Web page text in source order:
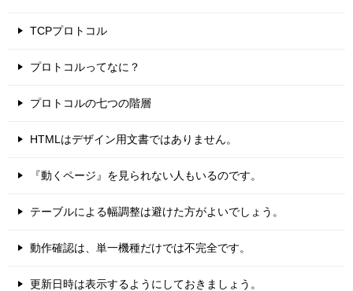
TCPプロトコル
プロトコルってなに？
プロトコルの七つの階層
HTMLはデザイン用文書ではありません。
『動くページ』を見られない人もいるのです。
テーブルによる幅調整は避けた方がよいでしょう。
動作確認は、単一機種だけでは不完全です。
更新日時は表示するようにしておきましょう。